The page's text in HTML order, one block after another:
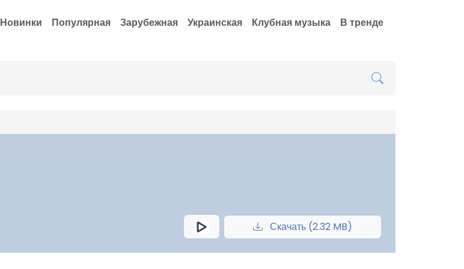
Новинки Популярная Зарубежная Украинская Клубная музыка В тренде
Скачать (2.32 MB)